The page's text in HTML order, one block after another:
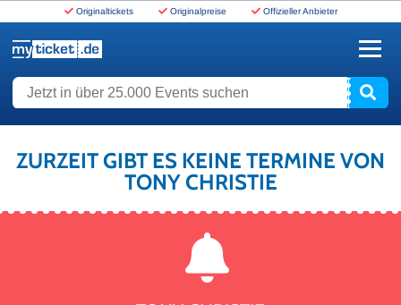
Originaltickets Originalpreise Offizieller Anbieter
Jetzt in über 25.000 Events suchen
ZURZEIT GIBT ES KEINE TERMINE VON
TONY CHRISTIE